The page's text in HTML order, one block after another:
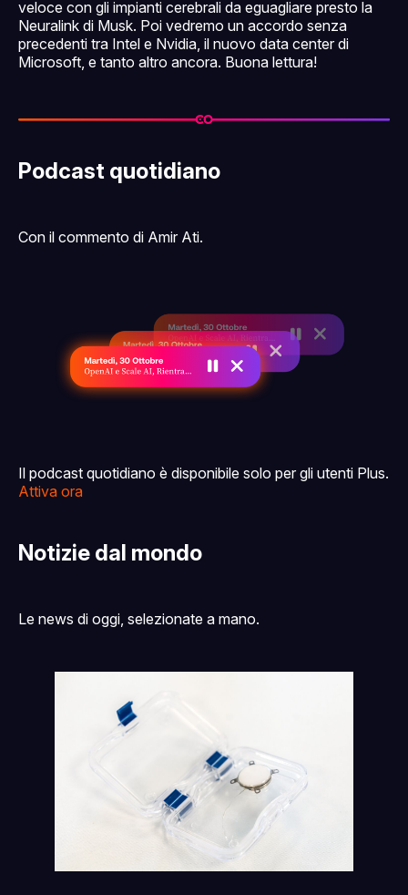
veloce con gli impianti cerebrali da eguagliare presto la
Neuralink di Musk. Poi vedremo un accordo senza
precedenti tra Intel e Nvidia, il nuovo data center di
Microsoft, e tanto altro ancora. Buona lettura!
Podcast quotidiano
Con il commento di Amir Ati.
Il podcast quotidiano è disponibile solo per gli utenti Plus.
Attiva ora
Notizie dal mondo
Le news di oggi, selezionate a mano.